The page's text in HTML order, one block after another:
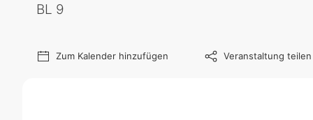
BL 9
Zum Kalender hinzufügen Veranstaltung teilen